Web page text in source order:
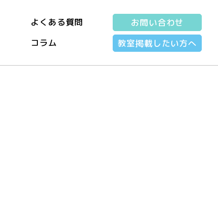
よくある質問
コラム
お問い合わせ
教室掲載したい方へ